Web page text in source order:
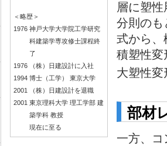
＜略歴＞
1976 神戸大学大学院工学研究
科建築学専攻修士課程終
了
1976
（株）日建設計に入社
1994 博士（工学） 東京大学
2001
（株）日建設計を退職
2001 東京理科大学 理工学部 建
築学科 教授
現在に至る
層に塑
分則のも
式から、
積塑性変
大塑性
部材
一方、